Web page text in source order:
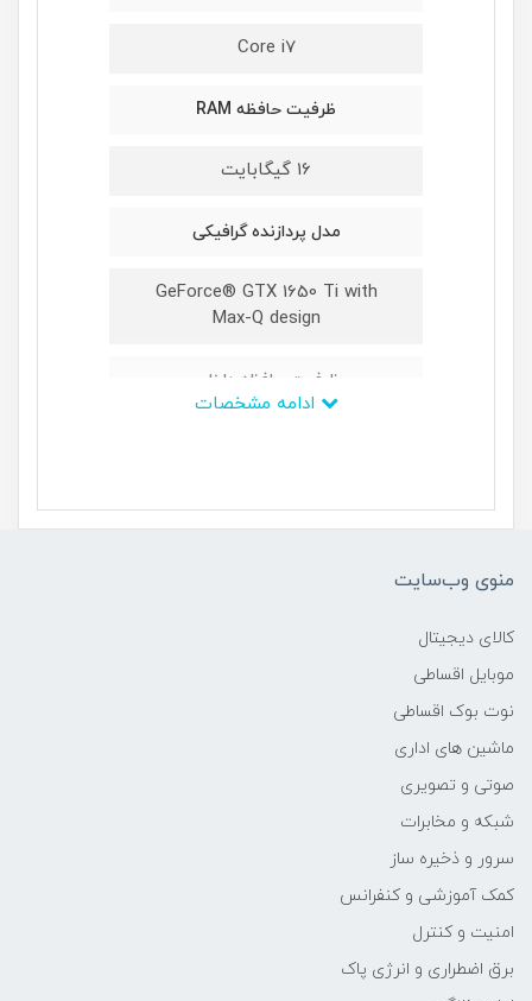
Core i7
ظرفیت حافظه RAM
16 گیگابایت
مدل پردازنده گرافیکی
GeForce® GTX 1650 Ti with
Max-Q design
ظرفیت حافظه داخلی
منوی وب‌سایت
کالای دیجیتال
موبایل اقساطی
نوت بوک اقساطی
ماشین های اداری
صوتی و تصویری
شبکه و مخابرات
سرور و ذخیره ساز
کمک آموزشی و کنفرانس
امنیت و کنترل
برق اضطراری و انرژی پاک